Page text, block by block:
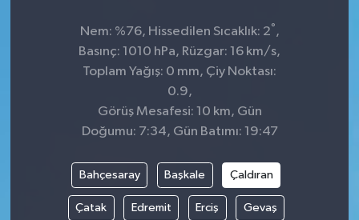
Nem: %76, Hissedilen Sıcaklık: 2° ,
Basınç: 1010 hPa, Rüzgar: 16 km/s,
Toplam Yağış: 0 mm, Çiy Noktası:
0.9,
Görüş Mesafesi: 10 km, Gün
Doğumu: 7:34, Gün Batımı: 19:47
Bahçesaray Başkale Çaldıran
Çatak Edremit Erciş Gevaş